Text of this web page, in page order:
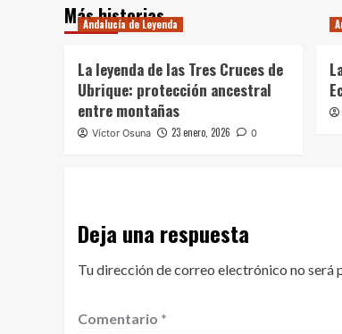
Más historias
Andalucía de Leyenda
La leyenda de las Tres Cruces de
Ubrique: protección ancestral
entre montañas
Víctor Osuna 23 enero, 2026 0
Deja una respuesta
Tu dirección de correo electrónico no será
Comentario *